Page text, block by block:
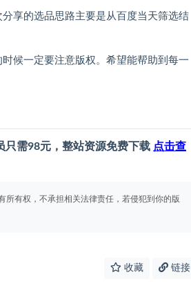
享的选品思路主要是从百度当天筛选结
候一定要注意版权。希望能帮助到每一
只需98元，整站资源免费下载 点击查
所有权，不承担相关法律责任，若侵犯到你的版
收藏 链接